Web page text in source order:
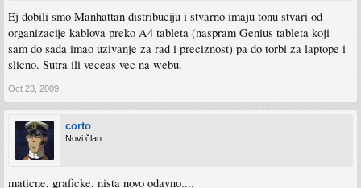
Ej dobili smo Manhattan distribuciju i stvarno imaju tonu stvari od
organizacije kablova preko A4 tableta (naspram Genius tableta koji
sam do sada imao uzivanje za rad i preciznost) pa do torbi za laptope i
slicno. Sutra ili veceas vec na webu.
Oct 23, 2009
corto
Novi član
maticne, graficke, nista novo odavno....